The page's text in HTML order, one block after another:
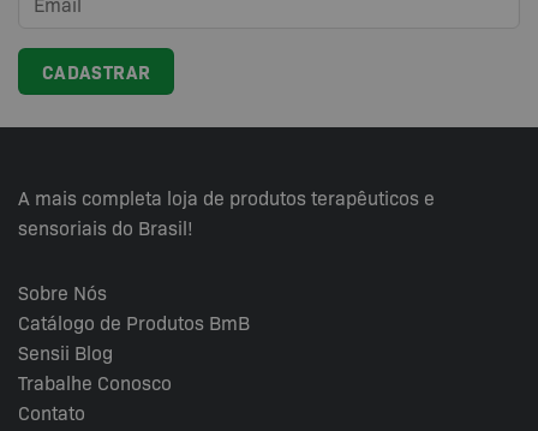
A mais completa loja de produtos terapêuticos e
sensoriais do Brasil!
Sobre Nós
Catálogo de Produtos BmB
Sensii Blog
Trabalhe Conosco
Contato